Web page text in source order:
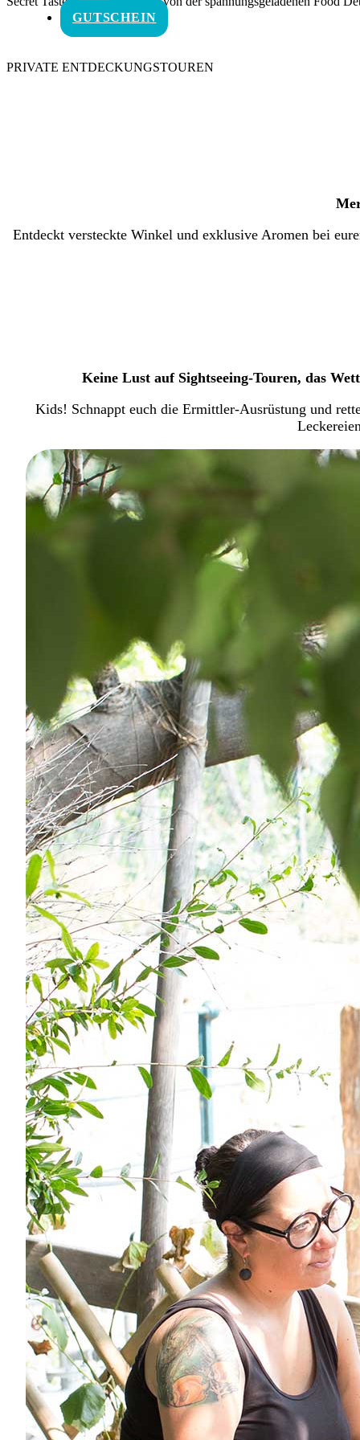
GUTSCHEIN
PRIVATE ENTDECKUNGSTOUREN
Entdeckt versteckte Winkel und exklusive Aromen bei
Keine Lust auf Sightseeing-Touren, das
Kids! Schnappt euch die Ermittler-Ausrüstung und